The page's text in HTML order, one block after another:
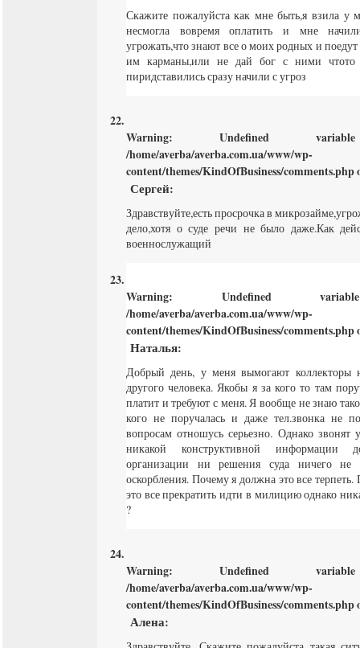
Скажите пожалуйста как мне быть,я взила у
несмогла вовремя оплатить и мне
угрожать,что знают все о моих родных и
им карманы,или не дай бог с ними чтото
пиридставились сразу начили с угроз
Warning: Undefined
/home/averba/averba.com.ua/www/wp-
content/themes/KindOfBusiness/comments.php
Сергей:
Здравствуйте,есть просрочка в
дело,хотя о суде речи не было даже.Как
военнослужащий
Warning: Undefined
/home/averba/averba.com.ua/www/wp-
content/themes/KindOfBusiness/comments.php
Наталья:
Добрый день, у меня вымогают коллекторы
другого человека. Якобы я за кого то там
платит и требуют с меня. Я вообще не знаю
кого не поручалась и даже тел.звонка не
вопросам отношусь серьезно. Однако
никакой конструктивной информации
организации ни решения суда ничего не
оскорбления. Почему я должна это все
это все прекратить идти в милицию однако
?
Warning: Undefined
/home/averba/averba.com.ua/www/wp-
content/themes/KindOfBusiness/comments.php
Алена: